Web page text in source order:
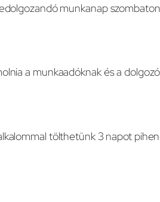
munkanap
a munkaadóknak és a
tölthetünk 3 napot